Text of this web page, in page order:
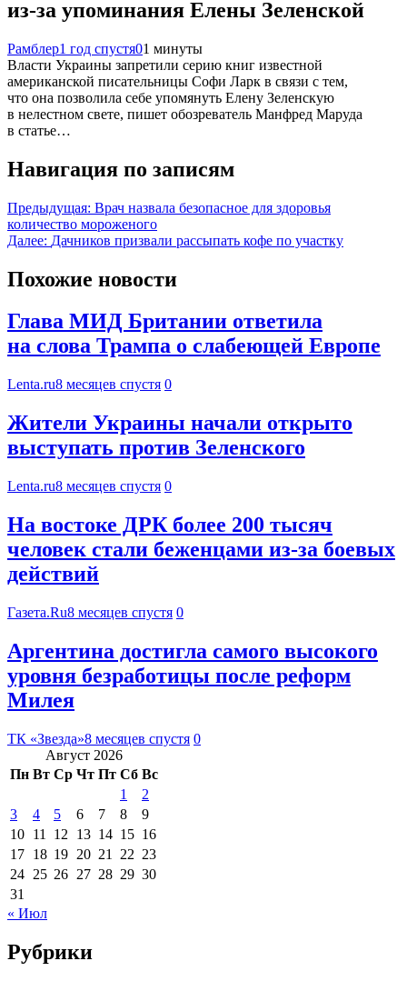
из-за упоминания Елены Зеленской
Рамблер1 год спустя01 минуты
Власти Украины запретили серию книг известной
американской писательницы Софи Ларк в связи с тем,
что она позволила себе упомянуть Елену Зеленскую
в нелестном свете, пишет обозреватель Манфред Маруда
в статье…
Навигация по записям
Предыдущая: Врач назвала безопасное для здоровья
количество мороженого
Далее: Дачников призвали рассыпать кофе по участку
Похожие новости
Глава МИД Британии ответила
на слова Трампа о слабеющей Европе
Lenta.ru8 месяцев спустя 0
Жители Украины начали открыто
выступать против Зеленского
Lenta.ru8 месяцев спустя 0
На востоке ДРК более 200 тысяч
человек стали беженцами из-за боевых
действий
Газета.Ru8 месяцев спустя 0
Аргентина достигла самого высокого
уровня безработицы после реформ
Милея
ТК «Звезда»8 месяцев спустя 0
Август 2026
Пн Вт Ср Чт Пт Сб Вс
1
2
3
4 5 6 7 8
9
10 11 12 13 14 15 16
17 18 19 20 21 22 23
24 25 26 27 28 29 30
31
« Июл
Рубрики